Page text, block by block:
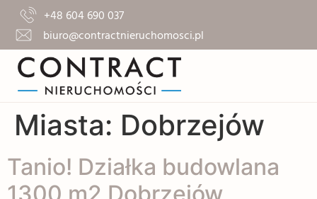
+48 604 690 037
biuro@contractnieruchomosci.pl
Miasta: Dobrzejów
Tanio! Działka budowlana